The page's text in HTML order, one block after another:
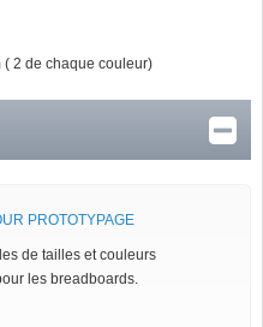
2 de chaque couleur)
PROTOTYPAGE
de tailles et couleurs
les breadboards.